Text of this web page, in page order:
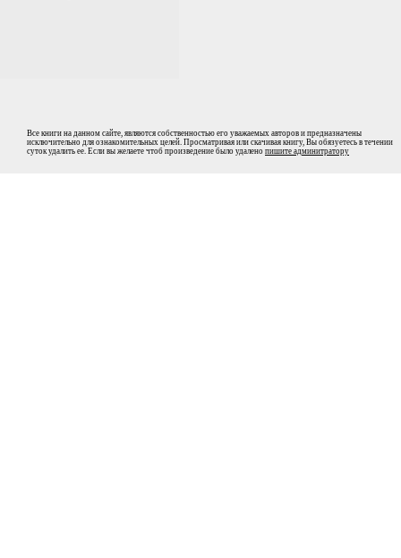
Все книги на данном сайте, являются собственностью его уважаемых авторов и предназначены
исключительно для ознакомительных целей. Просматривая или скачивая книгу, Вы обязуетесь в течении
суток удалить ее. Если вы желаете чтоб произведение было удалено пишите админитратору